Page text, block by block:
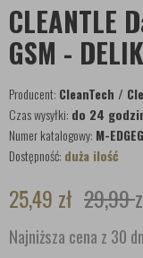
CLEANTLE
GSM -
Producent: CleanTech /
Czas wysyłki: do 24
Numer katalogowy: M-
Dostępność: duża ilość
25,49 zł 29,99
Najniższa cena z 30